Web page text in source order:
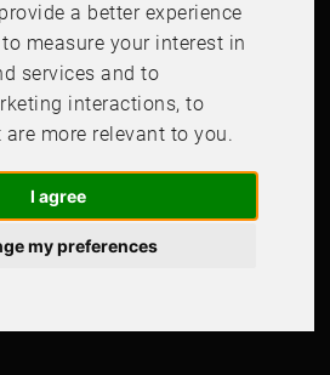
a better experience
to measure your interest in
services and to
interactions,to
more relevant to you.
I agree
my preferences
+Recensioner